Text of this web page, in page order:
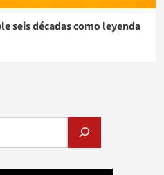
seis décadas como leyenda